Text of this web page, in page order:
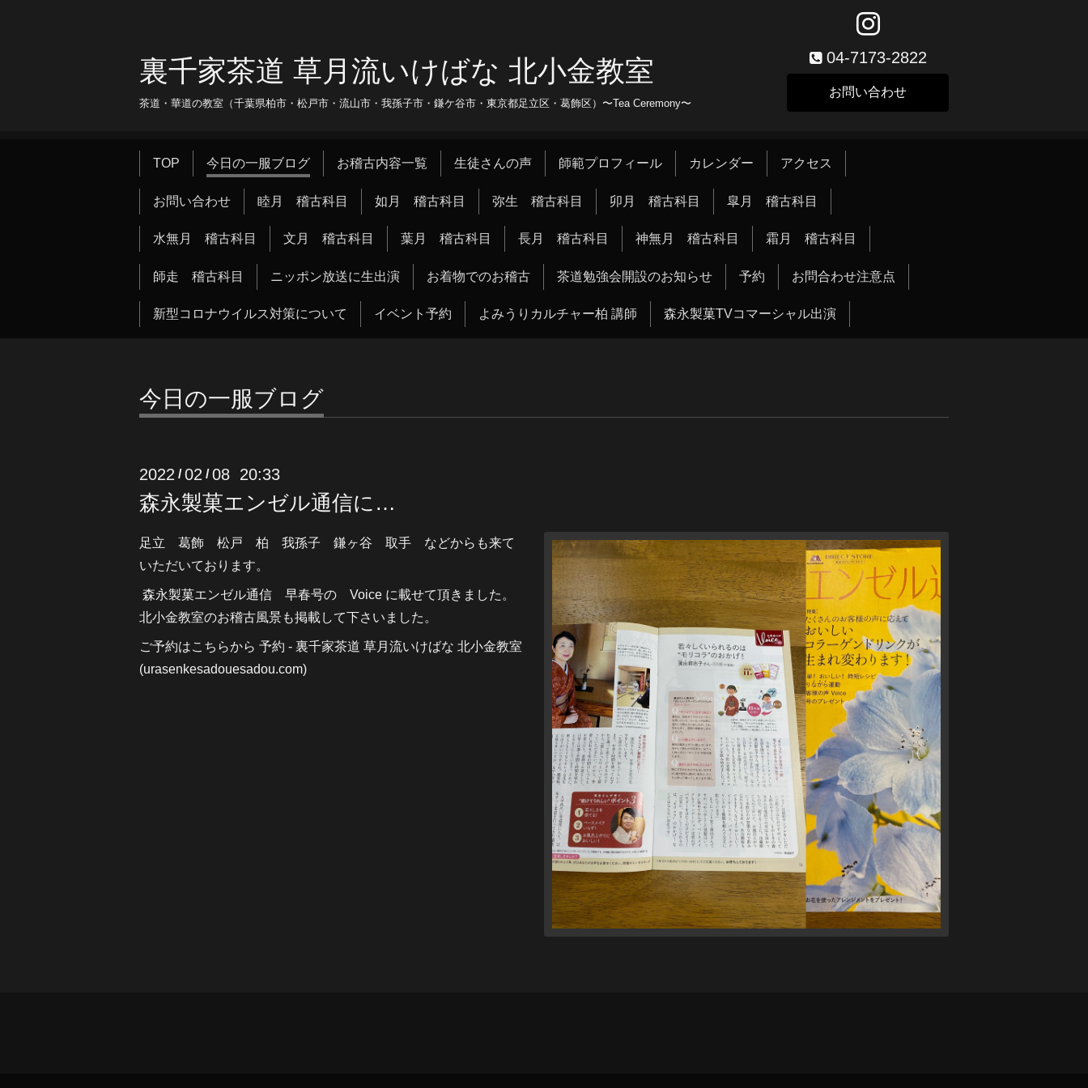
裏千家茶道 草月流いけばな 北小金教室
茶道・華道の教室（千葉県柏市・松戸市・流山市・我孫子市・鎌ケ谷市・東京都足立区・葛飾区）〜Tea Ceremony〜
04-7173-2822
お問い合わせ
TOP 今日の一服ブログ お稽古内容一覧 生徒さんの声 師範プロフィール カレンダー アクセス
お問い合わせ 睦月 稽古科目 如月 稽古科目 弥生 稽古科目 卯月 稽古科目 皐月 稽古科目
水無月 稽古科目 文月 稽古科目 葉月 稽古科目 長月 稽古科目 神無月 稽古科目 霜月 稽古科目
師走 稽古科目 ニッポン放送に生出演 お着物でのお稽古 茶道勉強会開設のお知らせ 予約 お問合わせ注意点
新型コロナウイルス対策について イベント予約 よみうりカルチャー柏 講師 森永製菓TVコマーシャル出演
今日の一服ブログ
2022 /02 /08 20:33
森永製菓エンゼル通信に…
足立 葛飾 松戸 柏 我孫子 鎌ヶ谷 取手 などからも来て
いただいております。
森永製菓エンゼル通信 早春号の Voice に載せて頂きました。
北小金教室のお稽古風景も掲載して下さいました。
ご予約はこちらから 予約 - 裏千家茶道 草月流いけばな 北小金教室
(urasenkesadouesadou.com)